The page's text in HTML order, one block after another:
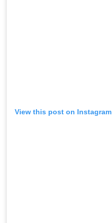
View this post on Instagram